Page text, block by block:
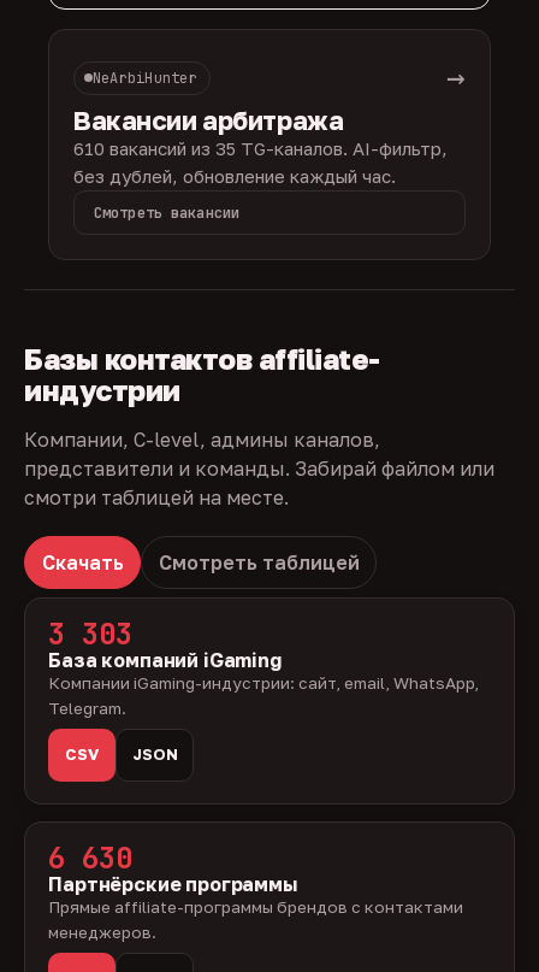
NeArbiHunter →
Вакансии арбитража
610 вакансий из 35 TG-каналов. AI-фильтр,
без дублей, обновление каждый час.
Смотреть вакансии
Базы контактов affiliate-
индустрии
Компании, C-level, админы каналов,
представители и команды. Забирай файлом или
смотри таблицей на месте.
Скачать Смотреть таблицей
3 303
База компаний iGaming
Компании iGaming-индустрии: сайт, email, WhatsApp,
Telegram.
CSV JSON
6 630
Партнёрские программы
Прямые affiliate-программы брендов с контактами
менеджеров.